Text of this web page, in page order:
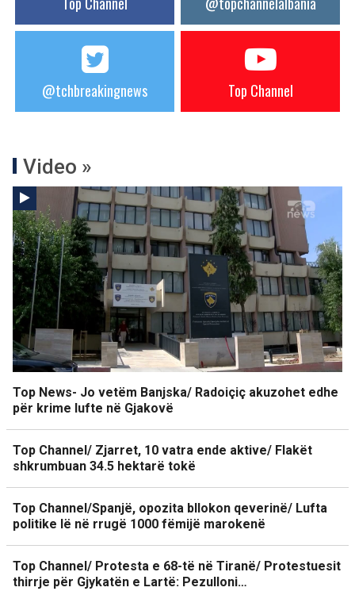
@tchbreakingnews Top Channel
Video »
Top News- Jo vetëm Banjska/ Radoiçiç akuzohet edhe
për krime lufte në Gjakovë
Top Channel/ Zjarret, 10 vatra ende aktive/ Flakët
shkrumbuan 34.5 hektarë tokë
Top Channel/Spanjë, opozita bllokon qeverinë/ Lufta
politike lë në rrugë 1000 fëmijë marokenë
Top Channel/ Protesta e 68-të në Tiranë/ Protestuesit
thirrje për Gjykatën e Lartë: Pezulloni…